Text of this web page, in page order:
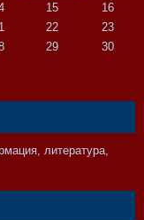
15
16
22
23
29
30
литература,